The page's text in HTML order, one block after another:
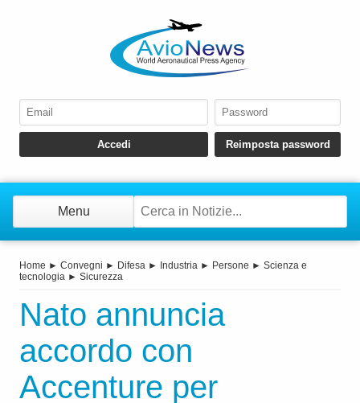
Menu
Home ► Convegni ► Difesa ► Industria ► Persone ► Scienza e
tecnologia ► Sicurezza
Nato annuncia
accordo con
Accenture per